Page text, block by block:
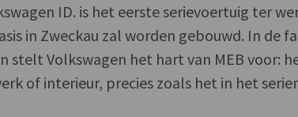
ID. is het eerste serievoertuig ter
in Zweckau zal worden gebouwd. In de
stelt Volkswagen het hart van MEB voor:
of interieur, precies zoals het in het